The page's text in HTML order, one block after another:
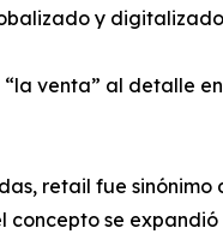
y
venta” al detalle
retail fue sinónimo
concepto se